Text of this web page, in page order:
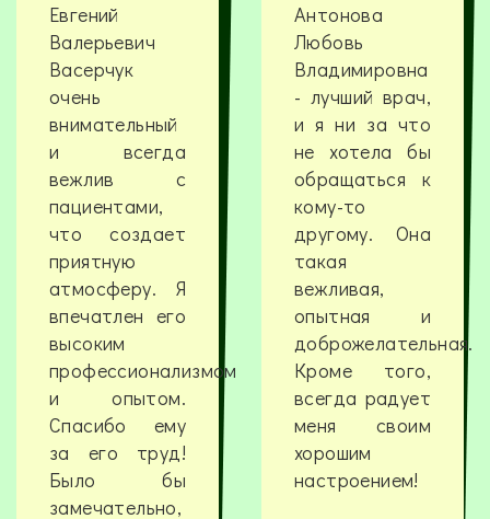
Евгений
Валерьевич
Васерчук
очень
внимательный
и всегда
вежлив с
пациентами,
что создает
приятную
атмосферу. Я
впечатлен его
высоким
профессионализмом
и опытом.
Спасибо ему
за его труд!
Было бы
замечательно,
Антонова
Любовь
Владимировна
- лучший врач,
и я ни за что
не хотела бы
обращаться к
кому-то
другому. Она
такая
вежливая,
опытная и
доброжелательная.
Кроме того,
всегда радует
меня своим
хорошим
настроением!